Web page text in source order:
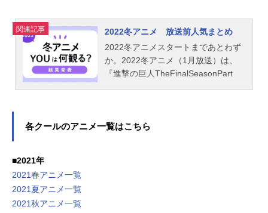
関連記事
2022冬アニメ 放送前人気まとめ
2022冬アニメスタートまであとわず
か。2022冬アニメ（1月放送）は、
『進撃の巨人TheFinalSeasonPart
編』など期待の新作も目白押しで
各クールのアニメ一覧はこちら
■2021年
2021春アニメ一覧
2021夏アニメ一覧
2021秋アニメ一覧